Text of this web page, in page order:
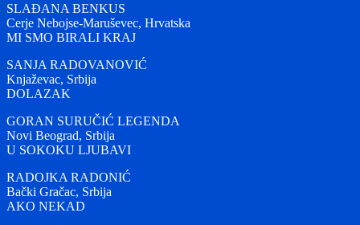
SLAĐANA BENKUS
Cerje Nebojse-Maruševec, Hrvatska
MI SMO BIRALI KRAJ
SANJA RADOVANOVIĆ
Knjaževac, Srbija
DOLAZAK
GORAN SURUČIĆ LEGENDA
Novi Beograd, Srbija
U SOKOKU LJUBAVI
RADOJKA RADONIĆ
Bački Gračac, Srbija
AKO NEKAD